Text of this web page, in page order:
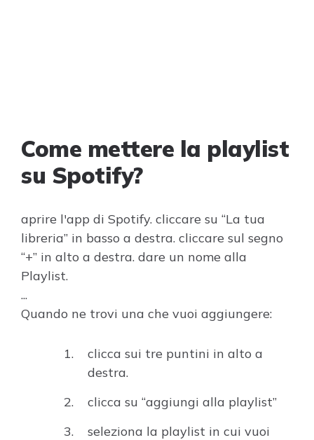
Come mettere la playlist
su Spotify?
aprire l'app di Spotify. cliccare su “La tua
libreria” in basso a destra. cliccare sul segno
“+” in alto a destra. dare un nome alla
Playlist.
...
Quando ne trovi una che vuoi aggiungere:
clicca sui tre puntini in alto a
destra.
clicca su “aggiungi alla playlist”
seleziona la playlist in cui vuoi